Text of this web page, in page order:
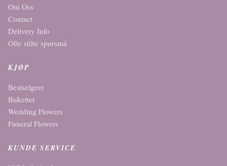
Om Oss
Contact
Delivery Info
Ofte stilte spørsmå
KJØP
Bestselgere
Buketter
Wedding Flowers
Funeral Flowers
KUNDE SERVICE